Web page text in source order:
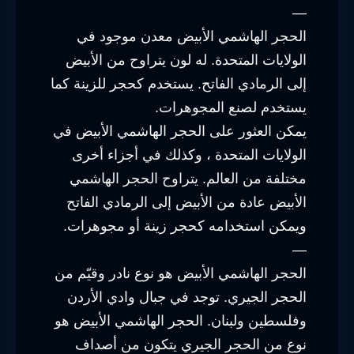
—
الحجر الهاشمي الأبيض معدن موجود في
الولايات المتحدة. له لون يتراوح من الأبيض
إلى الرمادي الفاتح. يستخدم كحجر للزينة كما
يستخدم لصنع المجوهرات.
يمكن العثور على الحجر الهاشمي الأبيض في
الولايات المتحدة ، وكذلك في أجزاء أخرى
مختلفة من العالم. يتراوح الحجر الهاشمي
الأبيض عادة من الأبيض إلى الرمادي الفاتح
ويمكن استخدامه كحجر زينة أو مجوهرات.
—
الحجر الهاشمي الأبيض هو نوع نادر وقيّم من
الحجر الجيري. توجد في جبال وادي الأردن
وفلسطين ولبنان. الحجر الهاشمي الأبيض هو
نوع من الحجر الجيري يتكون من أصداف